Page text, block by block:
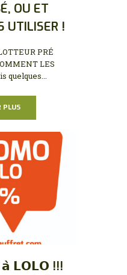
OU ET
UTILISER !
PRÉ
LES
quelques...
PLUS
𝗟𝗢𝗟𝗢 !!!